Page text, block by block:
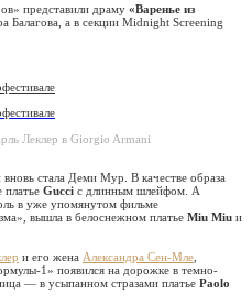
представили драму «Варенье из
Балагова, а в секции Midnight Screening
Леклер в Giorgio Armani
стала Деми Мур. В качестве образа
платье Gucci с длинным шлейфом. А
в уже упомянутом фильме
вышла в белоснежном платье Miu Miu и
и его жена Александра Сен-Мле
1» появился на дорожке в темно-
— в усыпанном стразами платье Paolo